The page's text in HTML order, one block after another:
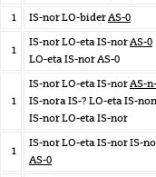
1
IS-nor LO-biderAS-0
1
IS-nor LO-eta IS-norAS-0
LO-eta IS-nor AS-0
1
IS-nor LO-eta IS-norAS-
IS-nora IS-? LO-eta IS-non
IS-nor LO-eta IS-nor
1
IS-nor LO-eta IS-nor IS-
AS-0